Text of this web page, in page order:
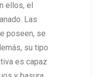
ellos, el
Las
poseen, se
su tipo
es capaz